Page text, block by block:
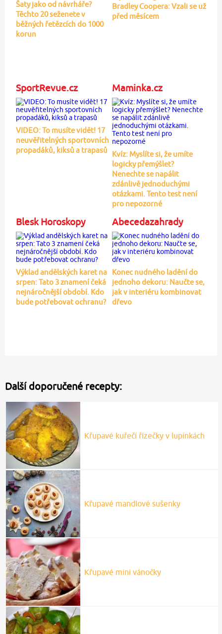
Šaty jako od návrháře?
Těchto 20 seženete v
běžných řetězcích do 1000
korun
Bradley Coopera: Vzali se už
před měsícem
SportRevue.cz
VIDEO: To musíte vidět! 17
neuvěřitelných sportovních
propadáků, kiksů a trapasů
Maminka.cz
Kvíz: Myslíte si, že umíte
logicky přemýšlet?
Nenechte se napálit
zdánlivě jednoduchými
otázkami. Tento test není
pro nepozorné
Blesk Horoskopy
Výklad andělských karet na
srpen: Tato 3 znamení čeká
nejnáročnější období. Kdo
bude potřebovat ochranu?
Abecedazahrady
Konec nudného ladění do
jednoho dekoru: Naučte se,
jak v interiéru kombinovat
dřevo
Další doporučené recepty:
Křupavé kuřečí řízečky v lupínkách
Křupavé mandlové sušenky
Křupavé mini vánočky